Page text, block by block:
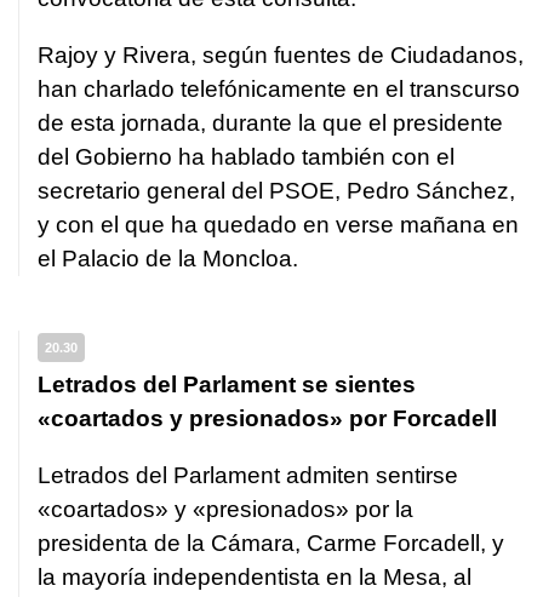
Rajoy y Rivera, según fuentes de Ciudadanos,
han charlado telefónicamente en el transcurso
de esta jornada, durante la que el presidente
del Gobierno ha hablado también con el
secretario general del PSOE, Pedro Sánchez,
y con el que ha quedado en verse mañana en
el Palacio de la Moncloa.
20.30
Letrados del Parlament se sientes
«coartados y presionados» por Forcadell
Letrados del Parlament admiten sentirse
«coartados» y «presionados» por la
presidenta de la Cámara, Carme Forcadell, y
la mayoría independentista en la Mesa, al